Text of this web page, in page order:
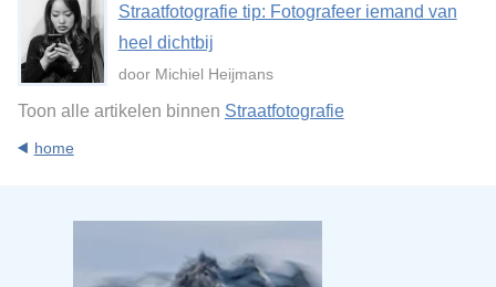
Straatfotografie tip: Fotografeer iemand van
heel dichtbij
door Michiel Heijmans
Toon alle artikelen binnen Straatfotografie
home